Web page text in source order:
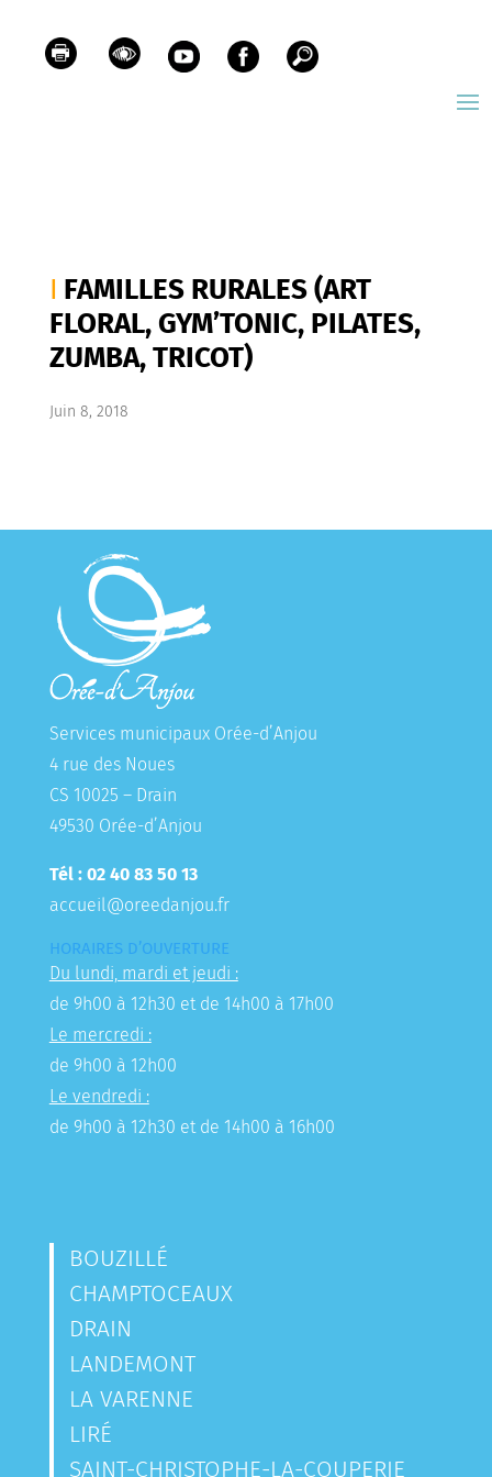
FAMILLES RURALES (ART
FLORAL, GYM’TONIC, PILATES,
ZUMBA, TRICOT)
Juin 8, 2018
Services municipaux Orée-d’Anjou
4 rue des Noues
CS 10025 – Drain
49530 Orée-d’Anjou
Tél : 02 40 83 50 13
accueil@oreedanjou.fr
HORAIRES D’OUVERTURE
Du lundi, mardi et jeudi :
de 9h00 à 12h30 et de 14h00 à 17h00
Le mercredi :
de 9h00 à 12h00
Le vendredi :
de 9h00 à 12h30 et de 14h00 à 16h00
BOUZILLÉ
CHAMPTOCEAUX
DRAIN
LANDEMONT
LA VARENNE
LIRÉ
SAINT-CHRISTOPHE-LA-COUPERIE